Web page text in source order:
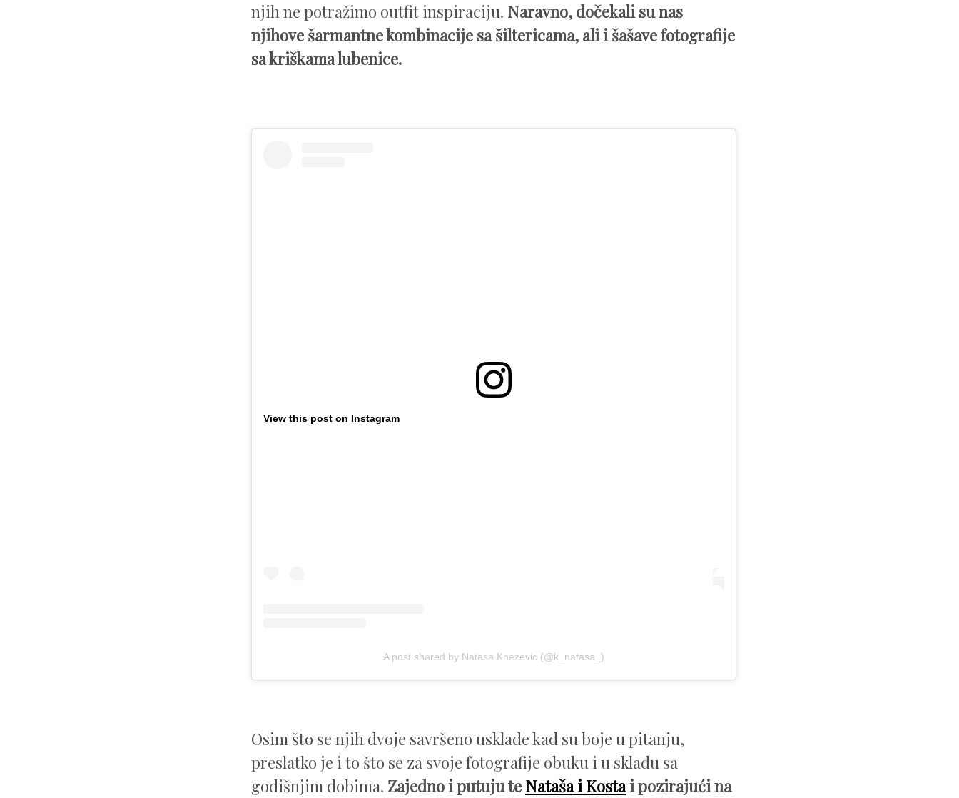
njih ne potražimo outfit inspiraciju. Naravno, dočekali su nas
njihove šarmantne kombinacije sa šiltericama, ali i šašave fotografije
sa kriškama lubenice.
View this post on Instagram
A post shared by Natasa Knezevic (@k_natasa_)
Osim što se njih dvoje savršeno usklade kad su boje u pitanju,
preslatko je i to što se za svoje fotografije obuku i u skladu sa
godišnjim dobima. Zajedno i putuju te Nataša i Kostai pozirajući na